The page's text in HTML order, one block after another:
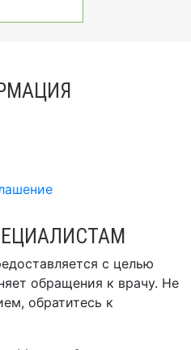
с целью
обращения к врачу. Не
обратитесь к